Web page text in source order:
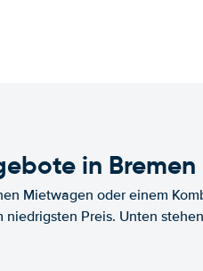
in Bremen
Mietwagen oder einem
Preis. Unten